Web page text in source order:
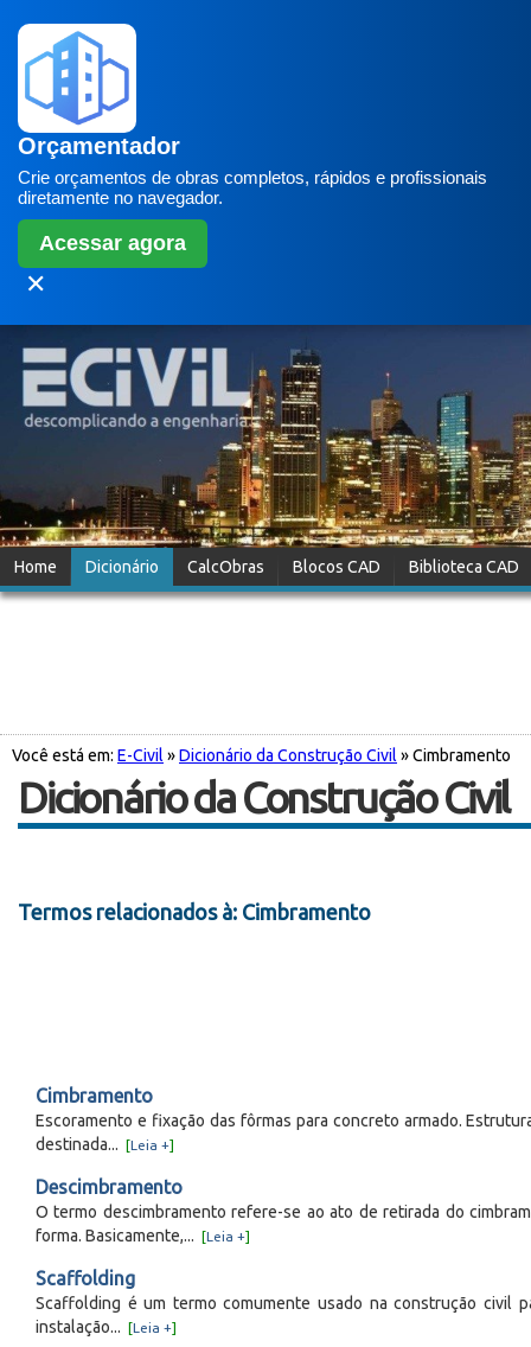
Orçamentador
Crie orçamentos de obras completos, rápidos e profissionais
diretamente no navegador.
Acessar agora
✕
Home Dicionário CalcObras Blocos CAD Biblioteca CAD
Você está em: E-Civil »Dicionário da Construção Civil » Cimbramento
Dicionário da Construção Civil
Termos relacionados à: Cimbramento
Cimbramento
Escoramento e fixação das fôrmas para concreto armado.
destinada... [Leia +]
Descimbramento
O termo descimbramento refere-se ao ato de retirada do
forma. Basicamente,... [Leia +]
Scaffolding
Scaffolding é um termo comumente usado na construção civil
instalação... [Leia +]